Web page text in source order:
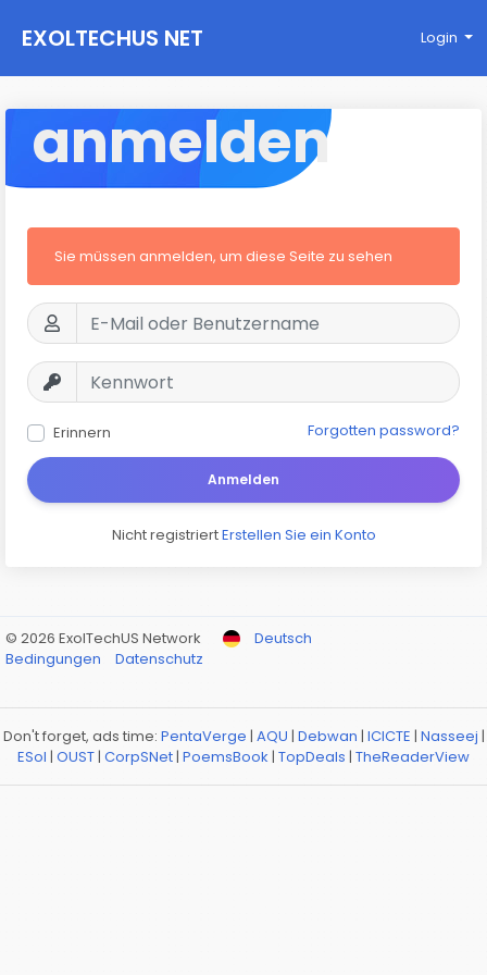
EXOLTECHUS NET
WORK
Login
anmelden
Sie müssen anmelden, um diese Seite zu sehen
Erinnern Forgotten password?
Anmelden
Nicht registriertErstellen Sie ein Konto
© 2026 ExolTechUS Network
Deutsch
Bedingungen
Datenschutz
Don't forget, ads time: PentaVerge | AQU | Debwan | ICICTE | Nasseej |
ESol | OUST| CorpSNet| PoemsBook | TopDeals | TheReaderView